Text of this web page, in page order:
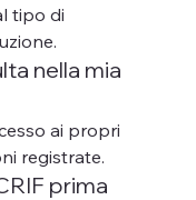
tipo di
nella mia
ai propri
registrate.
prima